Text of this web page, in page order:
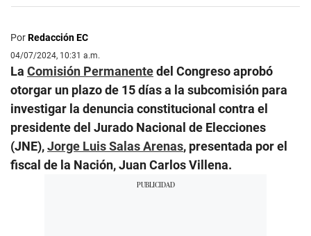
PorRedacción EC
04/07/2024, 10:31 a.m.
La Comisión Permanentedel Congreso aprobó
otorgar un plazo de 15 días a la subcomisión para
investigar la denuncia constitucional contra el
presidente del Jurado Nacional de Elecciones
(JNE),Jorge Luis Salas Arenas, presentada por el
fiscal de la Nación, Juan Carlos Villena.